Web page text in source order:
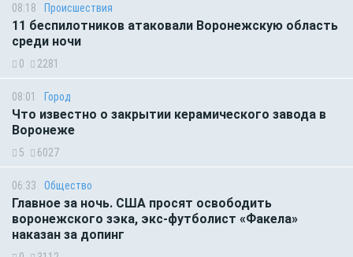
08:18 Происшествия
11 беспилотников атаковали Воронежскую область
среди ночи
0 2281
08:01 Город
Что известно о закрытии керамического завода в
Воронеже
5 6027
06:33 Общество
Главное за ночь. CША просят освободить
воронежского зэка, экс-футболист «Факела»
наказан за допинг